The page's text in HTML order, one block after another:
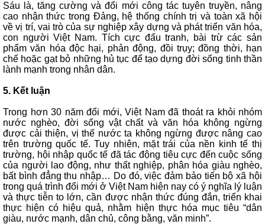
Sáu là, tăng cường và đổi mới công tác tuyên truyền, nâng
cao nhận thức trong Đảng, hệ thống chính trị và toàn xã hội
về vị trí, vai trò của sự nghiệp xây dựng và phát triển văn hóa,
con người Việt Nam. Tích cực đấu tranh, bài trừ các sản
phẩm văn hóa độc hại, phản động, đồi trụy; đồng thời, hạn
chế hoặc gạt bỏ những hủ tục để tạo dựng đời sống tinh thần
lành mạnh trong nhân dân.
5. Kết luận
Trong hơn 30 năm đổi mới, Việt Nam đã thoát ra khỏi nhóm
nước nghèo, đời sống vật chất và văn hóa không ngừng
được cải thiện, vị thế nước ta không ngừng được nâng cao
trên trường quốc tế. Tuy nhiên, mặt trái của nền kinh tế thị
trường, hội nhập quốc tế đã tác động tiêu cực đến cuộc sống
của người lao động, như thất nghiệp, phân hóa giàu nghèo,
bất bình đẳng thu nhập… Do đó, việc đảm bảo tiến bộ xã hội
trong quá trình đổi mới ở Việt Nam hiện nay có ý nghĩa lý luận
và thực tiễn to lớn, cần được nhận thức đúng đắn, triển khai
thực hiện có hiệu quả, nhằm hiện thực hóa mục tiêu “dân
giàu, nước mạnh, dân chủ, công bằng, văn minh”.